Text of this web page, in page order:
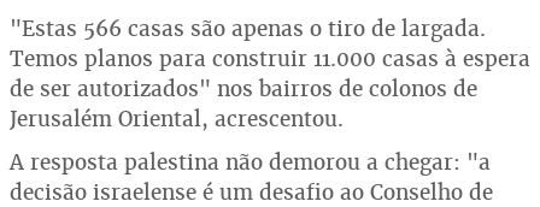
"Estas 566 casas são apenas o tiro de largada.
Temos planos para construir 11.000 casas à espera
de ser autorizados" nos bairros de colonos de
Jerusalém Oriental, acrescentou.
A resposta palestina não demorou a chegar: "a
decisão israelense é um desafio ao Conselho de